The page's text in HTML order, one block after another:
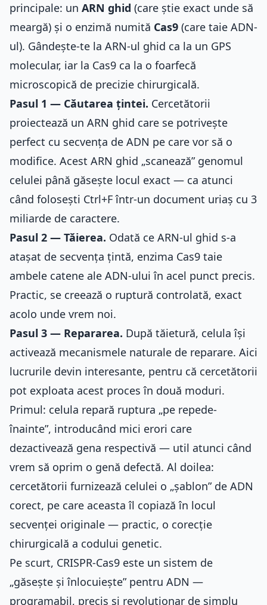
principale: un ARN ghid (care știe exact unde să
meargă) și o enzimă numită Cas9 (care taie ADN-
ul). Gândește-te la ARN-ul ghid ca la un GPS
molecular, iar la Cas9 ca la o foarfecă
microscopică de precizie chirurgicală.
Pasul 1 — Căutarea țintei. Cercetătorii
proiectează un ARN ghid care se potrivește
perfect cu secvența de ADN pe care vor să o
modifice. Acest ARN ghid „scanează” genomul
celulei până găsește locul exact — ca atunci
când folosești Ctrl+F într-un document uriaș cu 3
miliarde de caractere.
Pasul 2 — Tăierea. Odată ce ARN-ul ghid s-a
atașat de secvența țintă, enzima Cas9 taie
ambele catene ale ADN-ului în acel punct precis.
Practic, se creează o ruptură controlată, exact
acolo unde vrem noi.
Pasul 3 — Repararea. După tăietură, celula își
activează mecanismele naturale de reparare. Aici
lucrurile devin interesante, pentru că cercetătorii
pot exploata acest proces în două moduri.
Primul: celula repară ruptura „pe repede-
înainte”, introducând mici erori care
dezactivează gena respectivă — util atunci când
vrem să oprim o genă defectă. Al doilea:
cercetătorii furnizează celulei o „șablon” de ADN
corect, pe care aceasta îl copiază în locul
secvenței originale — practic, o corecție
chirurgicală a codului genetic.
Pe scurt, CRISPR-Cas9 este un sistem de
„găsește și înlocuiește” pentru ADN —
programabil, precis și revoluționar de simplu